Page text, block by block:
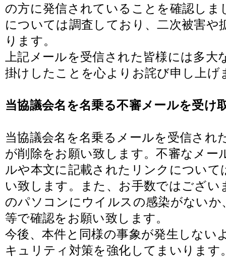
の方に発信されていることを確認しま
については調査しており、二次被害や
ります。
上記メールを受信された皆様には多大
掛けしたことを心よりお詫び申し上げ
当協議会名を名乗る不審メールを受け
当協議会名を名乗るメールを受信され
が削除をお願い致します。不審なメー
ルや本文に記載されたリンクについ
い致します。また、お手数ではござい
のパソコンにウイルスの感染がない
等で確認をお願い致します。
今後、本件と同様の事象が発生しない
キュリティ対策を強化してまいります